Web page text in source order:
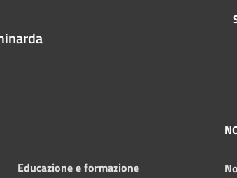
Educazione e formazione